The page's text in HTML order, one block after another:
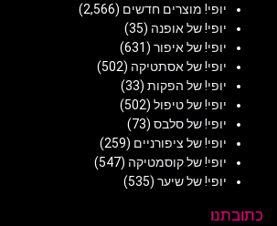
יופי! מוצרים חדשים (2,566)
יופי! של אופנה (35)
יופי! של איפור (631)
יופי! של אסתטיקה (502)
יופי! של הפקות (33)
יופי! של טיפול (502)
יופי! של סלבס (73)
יופי! של ציפורניים (259)
יופי! של קוסמטיקה (547)
יופי! של שיער (535)
כתובתנו